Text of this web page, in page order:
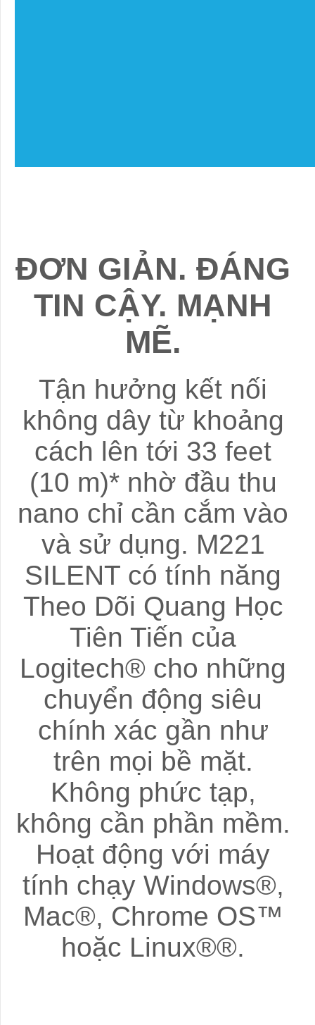
ĐƠN GIẢN. ĐÁNG
TIN CẬY. MẠNH
MẼ.
Tận hưởng kết nối
không dây từ khoảng
cách lên tới 33 feet
(10 m)* nhờ đầu thu
nano chỉ cần cắm vào
và sử dụng. M221
SILENT có tính năng
Theo Dõi Quang Học
Tiên Tiến của
Logitech® cho những
chuyển động siêu
chính xác gần như
trên mọi bề mặt.
Không phức tạp,
không cần phần mềm.
Hoạt động với máy
tính chạy Windows®,
Mac®, Chrome OS™
hoặc Linux®®.